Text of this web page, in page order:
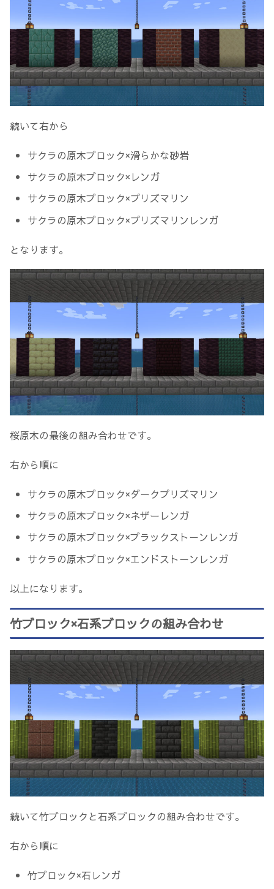
続いて右から
サクラの原木ブロック×滑らかな砂岩
サクラの原木ブロック×レンガ
サクラの原木ブロック×プリズマリン
サクラの原木ブロック×プリズマリンレンガ
となります。
桜原木の最後の組み合わせです。
右から順に
サクラの原木ブロック×ダークプリズマリン
サクラの原木ブロック×ネザーレンガ
サクラの原木ブロック×ブラックストーンレンガ
サクラの原木ブロック×エンドストーンレンガ
以上になります。
竹ブロック×石系ブロックの組み合わせ
続いて竹ブロックと石系ブロックの組み合わせです。
右から順に
竹ブロック×石レンガ